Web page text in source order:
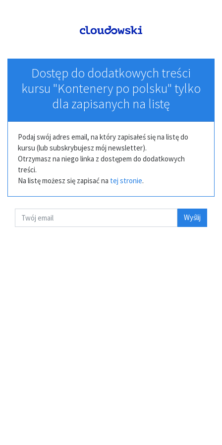
Dostęp do dodatkowych treści
kursu "Kontenery po polsku" tylko
dla zapisanych na listę
Podaj swój adres email, na który zapisałeś się na listę do
kursu (lub subskrybujesz mój newsletter).
Otrzymasz na niego linka z dostępem do dodatkowych
treści.
Na listę możesz się zapisać na tej stronie.
Wyślij